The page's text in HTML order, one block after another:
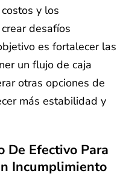
y los
desafíos
es fortalecer las
un flujo de caja
otras opciones de
más estabilidad y
De Efectivo Para
Incumplimiento